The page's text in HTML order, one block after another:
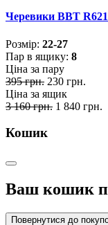
Черевики BBT
Розмiр: 22-27
Пар в ящику: 8
Ціна за пару
395 грн. 230 грн.
Ціна за ящик
3 160 грн. 1 840 грн.
Кошик
Ваш кошик
Повернутися до